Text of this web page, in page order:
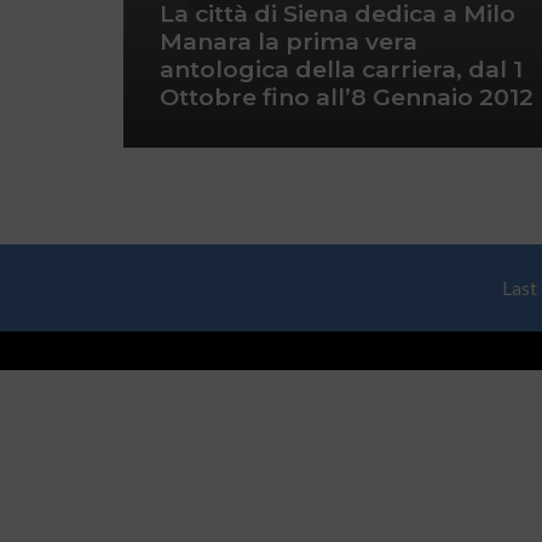
La città di Siena dedica a Milo
Manara la prima vera
antologica della carriera, dal 1
Ottobre fino all’8 Gennaio 2012